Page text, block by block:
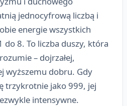
jednocyfrową liczbą i
energie wszystkich
8. To liczba duszy, która
– dojrzałej,
wyższemu dobru. Gdy
trzykrotnie jako 999, jej
intensywne.